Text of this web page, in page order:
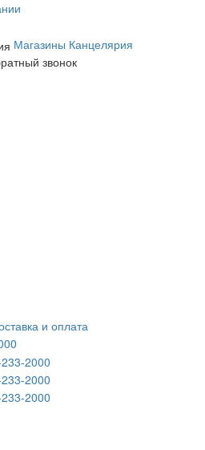
Магазины Канцелярия
звонок
и оплата
2000
2000
2000